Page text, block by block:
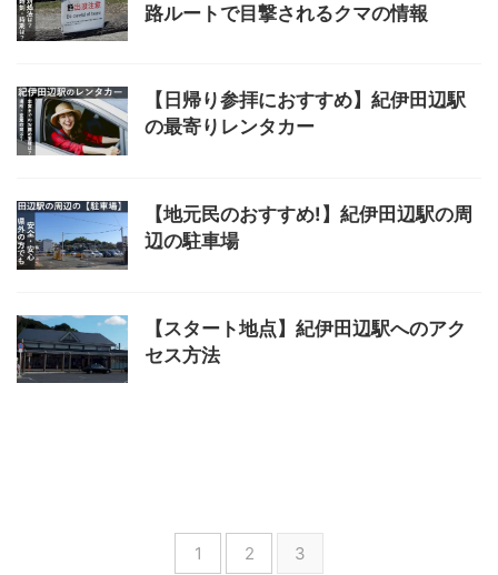
路ルートで目撃されるクマの情報
【日帰り参拝におすすめ】紀伊田辺駅
の最寄りレンタカー
【地元民のおすすめ!】紀伊田辺駅の周
辺の駐車場
【スタート地点】紀伊田辺駅へのアク
セス方法
1 2 3